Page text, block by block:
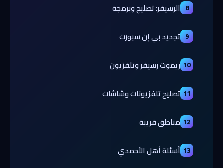
8 الرسيفر: تصليح وبرمجة
9 تجديد بي إن سبورت
10 ريموت رسيفر وتلفزيون
11 تصليح تلفزيونات وشاشات
12 مناطق قريبة
13 أسئلة أهل الأحمدي